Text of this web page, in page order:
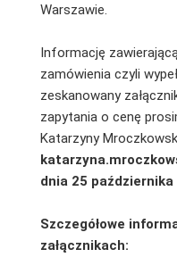
Warszawie.
Informację
zamówienia czyli
zeskanowany
zapytania o cenę
Katarzyny
dnia 25 października
Szczegółowe
załącznikach: